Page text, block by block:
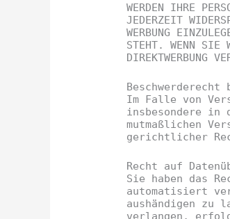
WERDEN IHRE
JEDERZEIT
WERBUNG
STEHT. WENN SIE
DIREKTWERBUNG
Im Falle von
insbesondere in
mutmaßlichen
gerichtlicher
Recht auf
Sie haben das
automatisiert
aushändigen zu
verlangen,